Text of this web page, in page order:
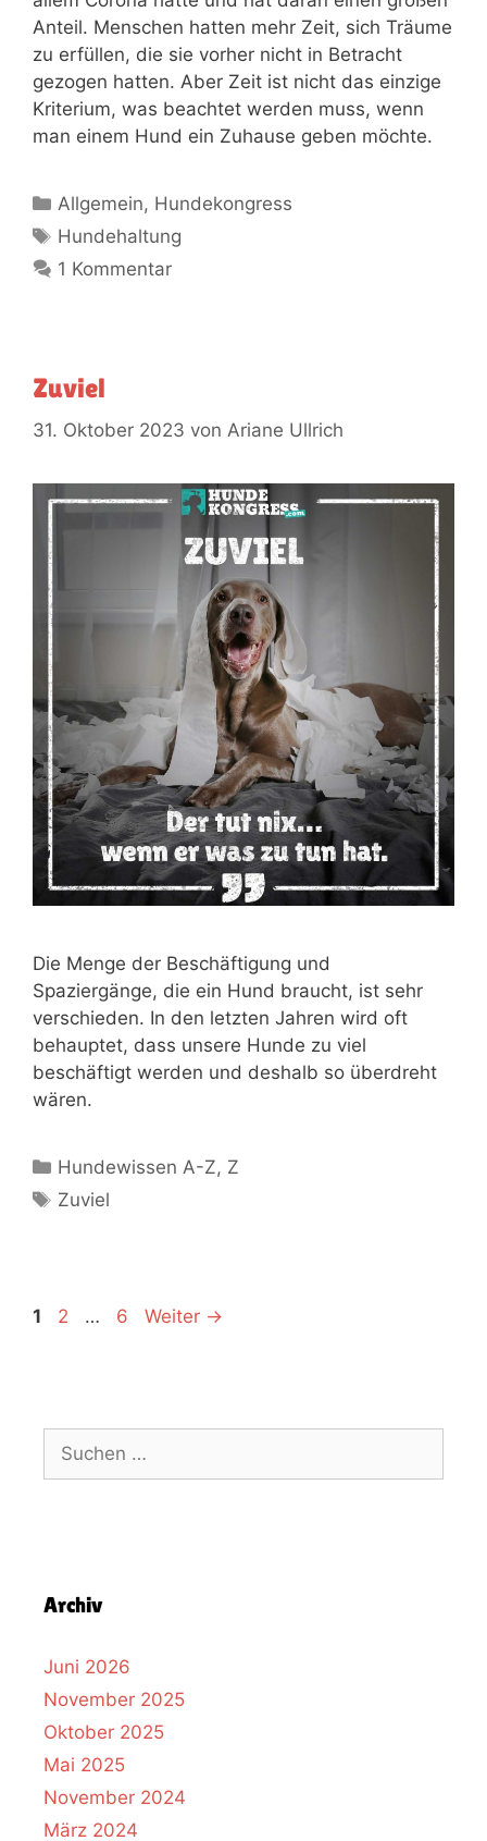
Anteil. Menschen hatten mehr Zeit, sich Träume
zu erfüllen, die sie vorher nicht in Betracht
gezogen hatten. Aber Zeit ist nicht das einzige
Kriterium, was beachtet werden muss, wenn
man einem Hund ein Zuhause geben möchte.
Allgemein, Hundekongress
Hundehaltung
1 Kommentar
Zuviel
31. Oktober 2023 von Ariane Ullrich
Die Menge der Beschäftigung und
Spaziergänge, die ein Hund braucht, ist sehr
verschieden. In den letzten Jahren wird oft
behauptet, dass unsere Hunde zu viel
beschäftigt werden und deshalb so überdreht
wären.
Hundewissen A-Z, Z
Zuviel
1 2 … 6 Weiter →
Archiv
Juni 2026
November 2025
Oktober 2025
Mai 2025
November 2024
März 2024